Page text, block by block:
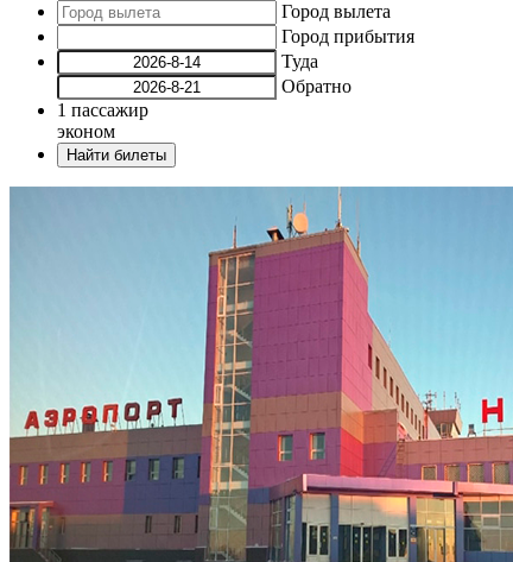
Город вылета
Город прибытия
Туда
Обратно
1 пассажир
эконом
Найти билеты